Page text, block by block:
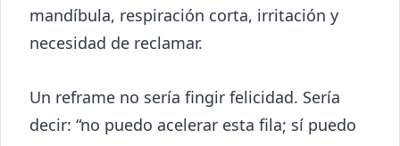
mandíbula, respiración corta, irritación y
necesidad de reclamar.
Un reframe no sería fingir felicidad. Sería
decir: “no puedo acelerar esta fila; sí puedo